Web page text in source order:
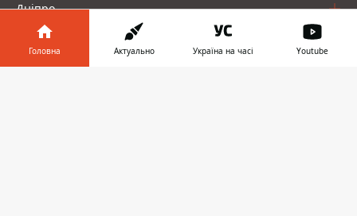
Дніпро
Область
Головна Актуально Україна на часі Youtube